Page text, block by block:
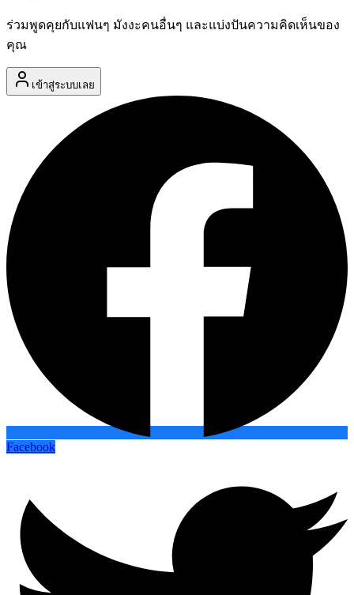
ร่วมพูดคุยกับแฟนๆ มังงะคนอื่นๆ และแบ่งปันความคิดเห็นของ
คุณ
เข้าสู่ระบบเลย
Facebook